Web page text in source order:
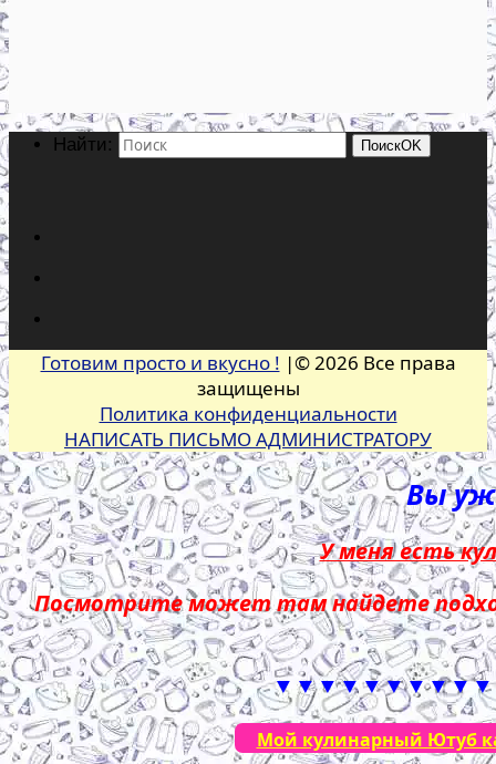
Найти: ПоискOK
Готовим просто и вкусно ! |© 2026 Все права
защищены
Политика конфиденциальности
НАПИСАТЬ ПИСЬМО АДМИНИСТРАТОРУ
Вы
У меня есть
Посмотрите может там найдете
Мой кулинарный Ютуб